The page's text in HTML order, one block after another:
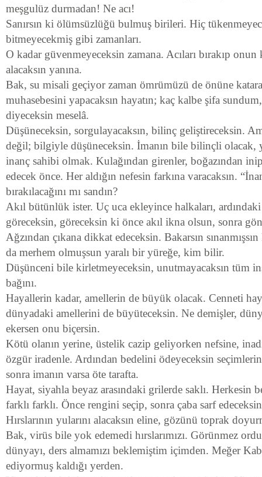
meşgulüz durmadan! Ne acı!
Sanırsın ki ölümsüzlüğü bulmuş birileri. Hiç
bitmeyecekmiş gibi zamanları.
O kadar güvenmeyeceksin zamana. Acıları bırakıp
alacaksın yanına.
Bak, su misali geçiyor zaman ömrümüzü de önüne
muhasebesini yapacaksın hayatın; kaç kalbe şifa
diyeceksin meselâ.
Düşüneceksin, sorgulayacaksın, bilinç geliştireceksin.
değil; bilgiyle düşüneceksin. İmanın bile bilinçli
inanç sahibi olmak. Kulağından girenler, boğazından
edecek önce. Her aldığın nefesin farkına varacaksın.
bırakılacağını mı sandın?
Akıl bütünlük ister. Uç uca ekleyince halkaları,
göreceksin, göreceksin ki önce akıl ikna olsun, sonra
Ağzından çıkana dikkat edeceksin. Bakarsın
da merhem olmuşsun yaralı bir yüreğe, kim bilir.
Düşünceni bile kirletmeyeceksin, unutmayacaksın tüm
bağını.
Hayallerin kadar, amellerin de büyük olacak. Cenneti
dünyadaki amellerini de büyüteceksin. Ne demişler,
ekersen onu biçersin.
Kötü olanın yerine, üstelik cazip geliyorken nefsine,
özgür iradenle. Ardından bedelini ödeyeceksin
sonra imanın varsa öte tarafta.
Hayat, siyahla beyaz arasındaki grilerde saklı. Herkesin
farklı farklı. Önce rengini seçip, sonra çaba sarf
Hırslarının yularını alacaksın eline, gözünü toprak
Bak, virüs bile yok edemedi hırslarımızı. Görünmez
dünyayı, ders almamızı beklemiştim içimden. Meğer
ediyormuş kaldığı yerden.